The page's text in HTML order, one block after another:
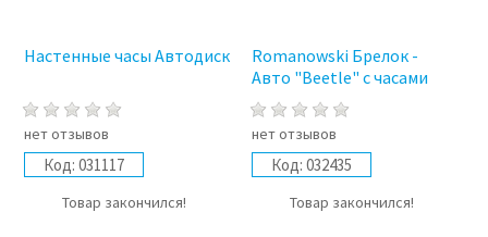
Настенные часы Автодиск
нет отзывов
Код: 031117
Товар закончился!
Romanowski Брелок -
Авто "Beetle" с часами
нет отзывов
Код: 032435
Товар закончился!